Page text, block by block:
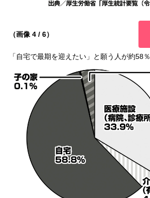
（画像 4 / 6）
「自宅で最期を迎えたい」と願う人が約58％